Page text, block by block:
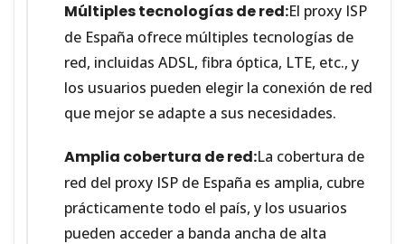
Múltiples tecnologías de red:El proxy ISP
de España ofrece múltiples tecnologías de
red, incluidas ADSL, fibra óptica, LTE, etc., y
los usuarios pueden elegir la conexión de red
que mejor se adapte a sus necesidades.
Amplia cobertura de red:La cobertura de
red del proxy ISP de España es amplia, cubre
prácticamente todo el país, y los usuarios
pueden acceder a banda ancha de alta